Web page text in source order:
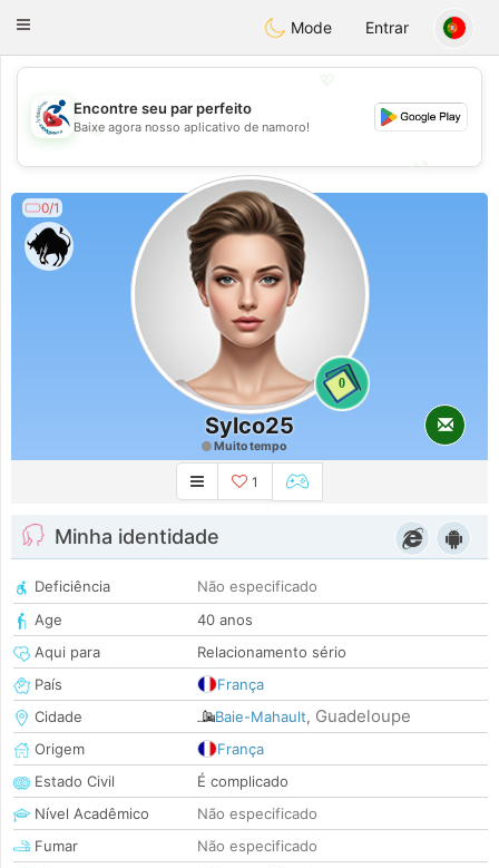
Handi Space
Toggle
Mode Entrar
💖
💕
💕
Encontre seu par perfeito
Baixe agora nosso aplicativo de namoro!
0/1
0
Sylco25
Muito tempo
1
Minha identidade
Deficiência
Não especificado
Age
40 anos
Aqui para
Relacionamento sério
País
França
Cidade
Baie-Mahault, Guadeloupe
Origem
França
Estado Civil
É complicado
Nível Acadêmico
Não especificado
Fumar
Não especificado